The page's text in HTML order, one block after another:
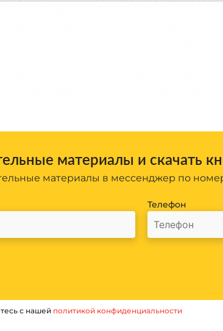
материалы и скачать
материалы в мессенджер по
Телефон
с нашей политикой конфиденциальности